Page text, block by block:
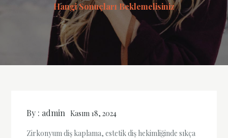
Hangi Sonuçları Beklemelisiniz
By : admin Kasım 18, 2024
Zirkonyum diş kaplama, estetik diş hekimliğinde sıkça